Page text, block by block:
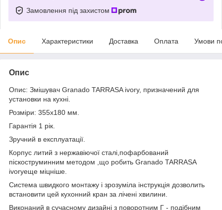
Замовлення під захистом
Опис Характеристики Доставка Оплата Умови
Опис
Опис: Змішувач Granado TARRASA ivory, призначений для
установки на кухні.
Розміри: 355х180 мм.
Гарантія 1 рік.
Зручний в експлуатації.
Корпус литий з нержавіючої сталі,пофарбований
піскоструминним методом ,що робить Granado TARRASA
ivoryеще міцніше.
Система швидкого монтажу і зрозуміла інструкція дозволить
встановити цей кухонний кран за лічені хвилини.
Виконаний в сучасному дизайні з поворотним Г - подібним